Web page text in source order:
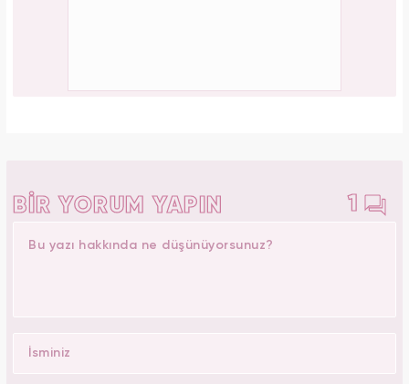
BİR YORUM YAPIN 1